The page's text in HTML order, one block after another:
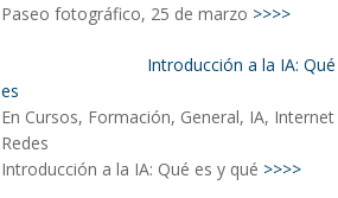
Paseo fotográfico, 25 de marzo >>>>
Introducción a la IA:
es
En Cursos, Formación, General, IA,
Redes
Introducción a la IA: Qué es y qué >>>>